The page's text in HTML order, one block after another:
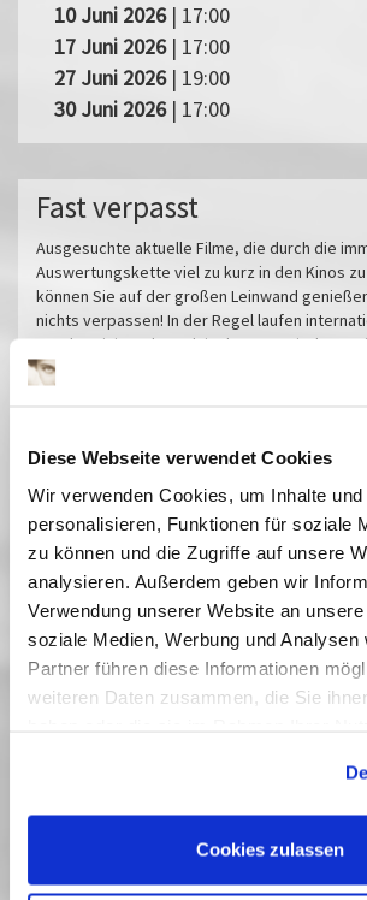
Diese Webseite verwendet Cookies
Wir verwenden Cookies, um Inhalte
personalisieren, Funktionen für soziale
zu können und die Zugriffe auf unsere
analysieren. Außerdem geben wir
Verwendung unserer Website an
soziale Medien, Werbung und Analysen
Partner führen diese Informationen
weiteren Daten zusammen, die Sie
Cookies, wenn Sie unsere Webseite
Cookies zulassen
10 Juni 2026| 17:00
17 Juni 2026| 17:00
27 Juni 2026| 19:00
30 Juni 2026| 17:00
Fast verpasst
Ausgesuchte aktuelle Filme, die durch die
Auswertungskette viel zu kurz in den Kinos
können Sie auf der großen Leinwand
nichts verpassen! In der Regel laufen
synchronisiert als auch in den untertitelten
Pfau - Bin ich echt?
Sorda
Sehnsucht in Sangerhausen
Vermiglio
Im Schatten des
Der Held vom Bahnhof
Herz aus Eis
Das Verschwinden des Josef
Lesbian Space Princess
Ein einfacher Unfall